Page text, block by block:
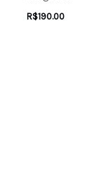
R$190.00